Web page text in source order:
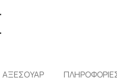
ΑΞΕΣΟΥΑΡ